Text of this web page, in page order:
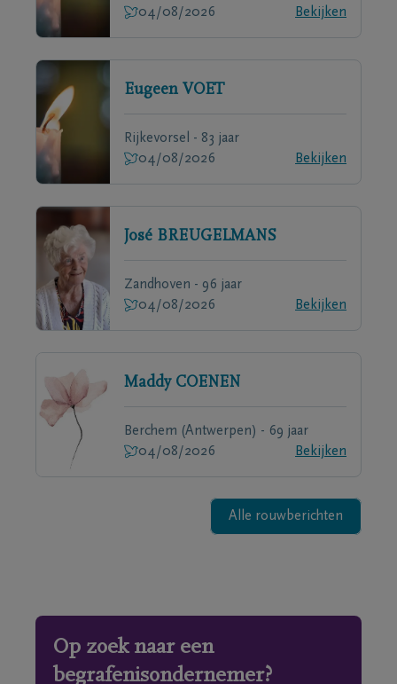
04/08/2026
Bekijken
Eugeen VOET
Rijkevorsel - 83 jaar
04/08/2026
Bekijken
José BREUGELMANS
Zandhoven - 96 jaar
04/08/2026
Bekijken
Maddy COENEN
Berchem (Antwerpen) - 69 jaar
04/08/2026
Bekijken
Alle rouwberichten
Op zoek naar een
begrafenisondernemer?